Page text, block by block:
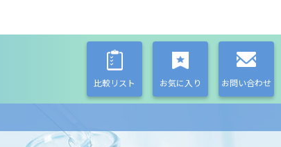
比較リスト お気に入り お問い合わせ